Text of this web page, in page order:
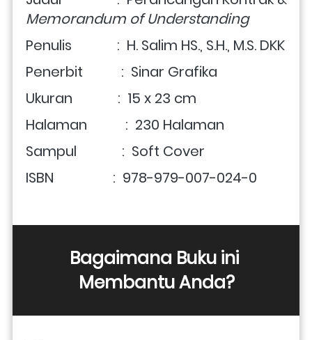
Memorandum of Understanding
Penulis             :  H. Salim HS., S.H., M.S. DKK
Penerbit           :  Sinar Grafika
Ukuran             :  15 x 23 cm
Halaman           :  230 Halaman
Sampul             :  Soft Cover
ISBN                 :  978-979-007-024-0
Bagaimana Buku ini
Membantu Anda?